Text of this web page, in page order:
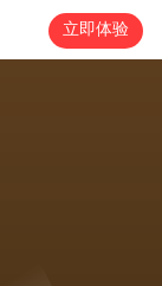
立即体验